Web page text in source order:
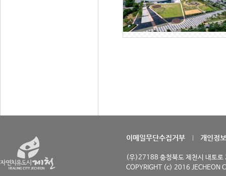
이메일무단수집거부 개인정
(우)27188 충청북도 제천시 내토
COPYRIGHT (c) 2016 JECHEON